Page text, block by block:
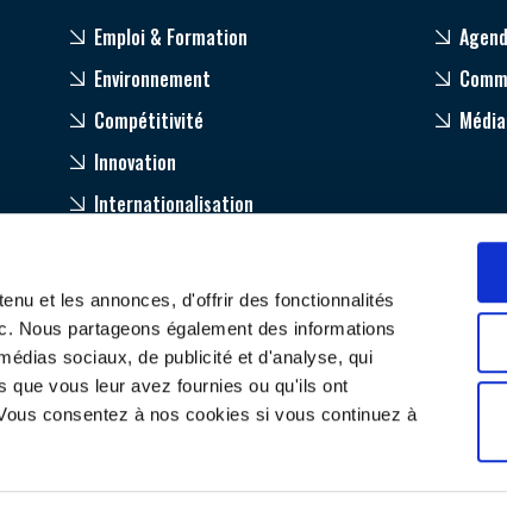
et les annonces, d'offrir des fonctionnalités
Nous partageons également des informations
sociaux, de publicité et d'analyse, qui
que vous leur avez fournies ou qu'ils ont
consentez à nos cookies si vous continuez à
Emploi & Formation
Environnement
Compétitivité
Innovation
Internationalisation